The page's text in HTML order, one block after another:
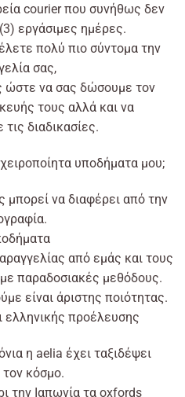
courier που συνήθως δεν
εργάσιμες ημέρες.
πολύ πιο σύντομα την
σας,
ώστε να σας δώσουμε τον
τους αλλά και να
διαδικασίες.
υποδήματα μου;
να διαφέρει από την
από εμάς και τους
παραδοσιακές μεθόδους.
είναι άριστης ποιότητας.
ελληνικής προέλευσης
η aelia έχει ταξιδέψει
τον κόσμο.
την Ιαπωνία τα oxfords